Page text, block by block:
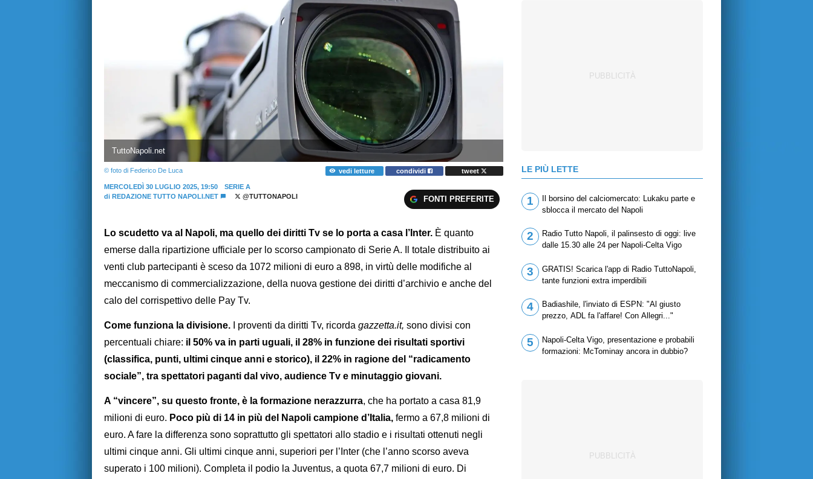
TuttoNapoli.net
© foto di Federico De Luca vedi letture condividi tweet
MERCOLEDÌ 30 LUGLIO 2025, 19:50
SERIE A
di REDAZIONE TUTTO NAPOLI.NET @TUTTONAPOLI FONTI PREFERITE
Lo scudetto va al Napoli, ma quello dei diritti Tv se lo porta a casa l’Inter. È quanto
emerse dalla ripartizione ufficiale per lo scorso campionato di Serie A. Il totale distribuito ai
venti club partecipanti è sceso da 1072 milioni di euro a 898, in virtù delle modifiche al
meccanismo di commercializzazione, della nuova gestione dei diritti d’archivio e anche del
calo del corrispettivo delle Pay Tv.
Come funziona la divisione. I proventi da diritti Tv, ricorda gazzetta.it, sono divisi con
percentuali chiare: il 50% va in parti uguali, il 28% in funzione dei risultati sportivi
(classifica, punti, ultimi cinque anni e storico), il 22% in ragione del “radicamento
sociale”, tra spettatori paganti dal vivo, audience Tv e minutaggio giovani.
A “vincere”, su questo fronte, è la formazione nerazzurra, che ha portato a casa 81,9
milioni di euro. Poco più di 14 in più del Napoli campione d’Italia, fermo a 67,8 milioni di
euro. A fare la differenza sono soprattutto gli spettatori allo stadio e i risultati ottenuti negli
ultimi cinque anni. Gli ultimi cinque anni, superiori per l’Inter (che l’anno scorso aveva
superato i 100 milioni). Completa il podio la Juventus, a quota 67,7 milioni di euro. Di
LE PIÙ LETTE
1
Il borsino del calciomercato: Lukaku parte e
sblocca il mercato del Napoli
2
Radio Tutto Napoli, il palinsesto di oggi: live
dalle 15.30 alle 24 per Napoli-Celta Vigo
3
GRATIS! Scarica l'app di Radio TuttoNapoli,
tante funzioni extra imperdibili
4
Badiashile, l'inviato di ESPN: "Al giusto
prezzo, ADL fa l'affare! Con Allegri..."
5
Napoli-Celta Vigo, presentazione e probabili
formazioni: McTominay ancora in dubbio?